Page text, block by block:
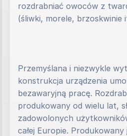
rozdrabniać owoców z
(śliwki, morele, brzoskwinie
Przemyślana i niezwykle
konstrukcja urządzenia
bezawaryjną pracę.
produkowany od wielu lat,
zadowolonych
całej Europie.